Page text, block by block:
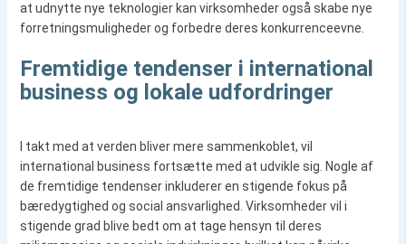
at udnytte nye teknologier kan virksomheder også skabe nye
forretningsmuligheder og forbedre deres konkurrenceevne.
Fremtidige tendenser i international
business og lokale udfordringer
I takt med at verden bliver mere sammenkoblet, vil
international business fortsætte med at udvikle sig. Nogle af
de fremtidige tendenser inkluderer en stigende fokus på
bæredygtighed og social ansvarlighed. Virksomheder vil i
stigende grad blive bedt om at tage hensyn til deres